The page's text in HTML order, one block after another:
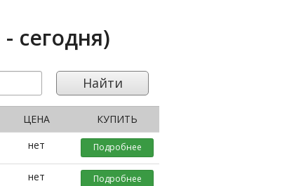
сегодня)
Найти
ЦЕНА
КУПИТЬ
нет Подробнее
нет Подробнее